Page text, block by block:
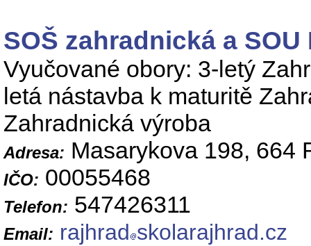
SOŠ zahradnická a SOU
Vyučované obory: 3-letý
letá nástavba k maturitě
Zahradnická výroba
Adresa: Masarykova 198, 664
IČO: 00055468
Telefon: 547426311
Email: rajhrad skolarajhrad.cz